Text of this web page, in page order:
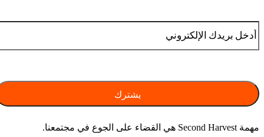
مهمة Second Harvest هي القضاء على الجوع في مجتمعنا.